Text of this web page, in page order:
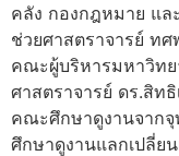
คลัง กองกฎหมาย แล
ช่วยศาสตราจารย์ ท
คณะผู้บริหารมหาวิทย
ศาสตราจารย์ ดร.สิท
คณะศึกษาดูงานจาก
ศึกษาดูงานแลกเปลี่ย